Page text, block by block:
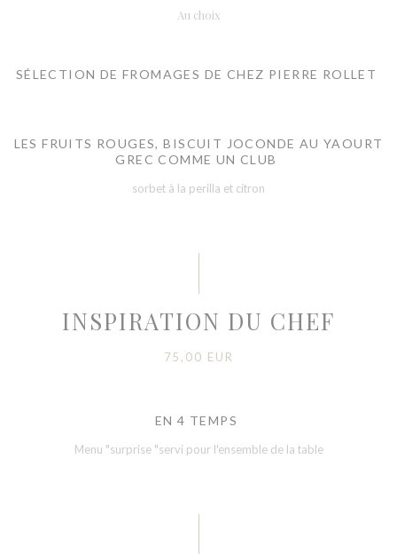
Au choix
SÉLECTION DE FROMAGES DE CHEZ PIERRE ROLLET
LES FRUITS ROUGES, BISCUIT JOCONDE AU YAOURT
GREC COMME UN CLUB
sorbet à la perilla et citron
INSPIRATION DU CHEF
75,00 EUR
EN 4 TEMPS
Menu "surprise "servi pour l'ensemble de la table